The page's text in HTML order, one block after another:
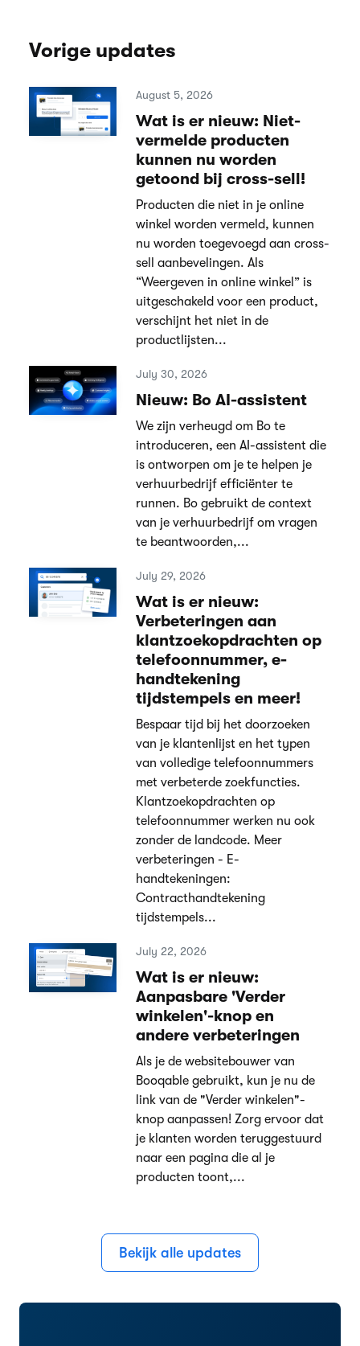
Vorige updates
August 5, 2026
Wat is er nieuw: Niet-
vermelde producten
kunnen nu worden
getoond bij cross-sell!
Producten die niet in je online
winkel worden vermeld, kunnen
nu worden toegevoegd aan cross-
sell aanbevelingen. Als
“Weergeven in online winkel” is
uitgeschakeld voor een product,
verschijnt het niet in de
productlijsten...
July 30, 2026
Nieuw: Bo AI-assistent
We zijn verheugd om Bo te
introduceren, een AI-assistent die
is ontworpen om je te helpen je
verhuurbedrijf efficiënter te
runnen. Bo gebruikt de context
van je verhuurbedrijf om vragen
te beantwoorden,...
July 29, 2026
Wat is er nieuw:
Verbeteringen aan
klantzoekopdrachten op
telefoonnummer, e-
handtekening
tijdstempels en meer!
Bespaar tijd bij het doorzoeken
van je klantenlijst en het typen
van volledige telefoonnummers
met verbeterde zoekfuncties.
Klantzoekopdrachten op
telefoonnummer werken nu ook
zonder de landcode. Meer
verbeteringen - E-
handtekeningen:
Contracthandtekening
tijdstempels...
July 22, 2026
Wat is er nieuw:
Aanpasbare 'Verder
winkelen'-knop en
andere verbeteringen
Als je de websitebouwer van
Booqable gebruikt, kun je nu de
link van de "Verder winkelen"-
knop aanpassen! Zorg ervoor dat
je klanten worden teruggestuurd
naar een pagina die al je
producten toont,...
Bekijk alle updates